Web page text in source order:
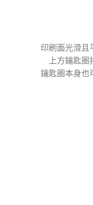
印刷面光滑且
上方鑰匙圈
鑰匙圈本身也